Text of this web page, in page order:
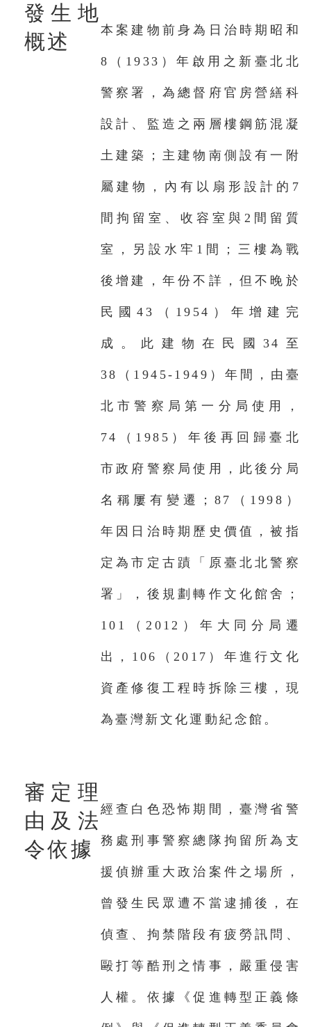
發生地
概述
本案建物前身為日治時期昭和
8（1933）年啟用之新臺北北
警察署，為總督府官房營繕科
設計、監造之兩層樓鋼筋混凝
土建築；主建物南側設有一附
屬建物，內有以扇形設計的7
間拘留室、收容室與2間留質
室，另設水牢1間；三樓為戰
後增建，年份不詳，但不晚於
民國43（1954）年增建完
成。此建物在民國34至
38（1945-1949）年間，由臺
北市警察局第一分局使用，
74（1985）年後再回歸臺北
市政府警察局使用，此後分局
名稱屢有變遷；87（1998）
年因日治時期歷史價值，被指
定為市定古蹟「原臺北北警察
署」，後規劃轉作文化館舍；
101（2012）年大同分局遷
出，106（2017）年進行文化
資產修復工程時拆除三樓，現
為臺灣新文化運動紀念館。
審定理
由及法
令依據
經查白色恐怖期間，臺灣省警
務處刑事警察總隊拘留所為支
援偵辦重大政治案件之場所，
曾發生民眾遭不當逮捕後，在
偵查、拘禁階段有疲勞訊問、
毆打等酷刑之情事，嚴重侵害
人權。依據《促進轉型正義條